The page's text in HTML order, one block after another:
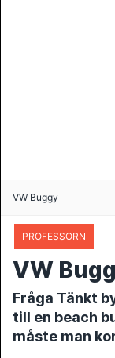
VW Buggy
PROFESSORN
VW
Fråga Tänkt
till en beach
måste man